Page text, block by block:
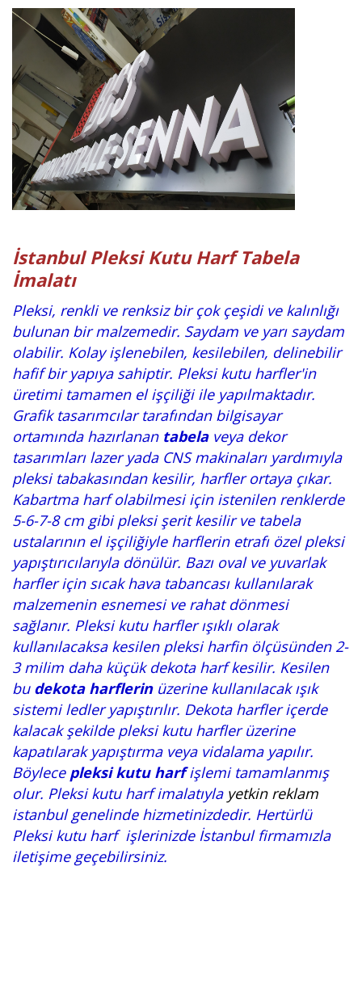
İstanbul Pleksi Kutu Harf Tabela
İmalatı
Pleksi, renkli ve renksiz bir çok çeşidi ve kalınlığı
bulunan bir malzemedir. Saydam ve yarı saydam
olabilir. Kolay işlenebilen, kesilebilen, delinebilir
hafif bir yapıya sahiptir. Pleksi kutu harfler'in
üretimi tamamen el işçiliği ile yapılmaktadır.
Grafik tasarımcılar tarafından bilgisayar
ortamında hazırlanan tabelaveya dekor
tasarımları lazer yada CNS makinaları yardımıyla
pleksi tabakasından kesilir, harfler ortaya çıkar.
Kabartma harf olabilmesi için istenilen renklerde
5-6-7-8 cm gibi pleksi şerit kesilir ve tabela
ustalarının el işçiliğiyle harflerin etrafı özel pleksi
yapıştırıcılarıyla dönülür. Bazı oval ve yuvarlak
harfler için sıcak hava tabancası kullanılarak
malzemenin esnemesi ve rahat dönmesi
sağlanır. Pleksi kutu harfler ışıklı olarak
kullanılacaksa kesilen pleksi harfin ölçüsünden 2-
3 milim daha küçük dekota harf kesilir. Kesilen
bu dekota harflerinüzerine kullanılacak ışık
sistemi ledler yapıştırılır. Dekota harfler içerde
kalacak şekilde pleksi kutu harfler üzerine
kapatılarak yapıştırma veya vidalama yapılır.
Böylece pleksi kutu harfişlemi tamamlanmış
olur. Pleksi kutu harf imalatıyla yetkin reklam
istanbul genelinde hizmetinizdedir. Hertürlü
Pleksi kutu harf işlerinizde İstanbul firmamızla
iletişime geçebilirsiniz.